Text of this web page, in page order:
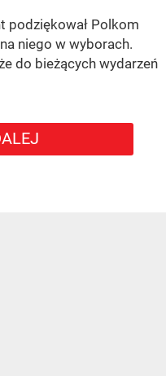
podziękował Polkom
niego w wyborach.
do bieżących wydarzeń